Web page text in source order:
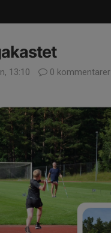
13:10 0 kommentarer